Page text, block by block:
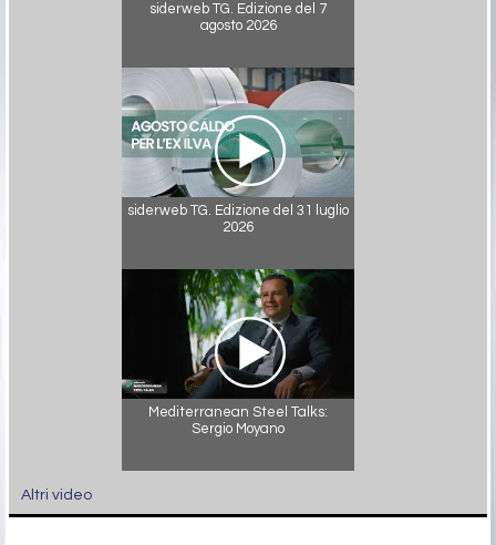
siderweb TG. Edizione del 7
agosto 2026
siderweb TG. Edizione del 31 luglio
2026
Mediterranean Steel Talks:
Sergio Moyano
Altri video